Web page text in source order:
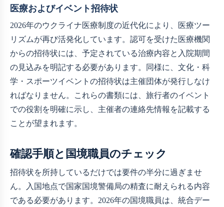
医療およびイベント招待状
2026年のウクライナ医療制度の近代化により、医療ツー
リズムが再び活発化しています。認可を受けた医療機関
からの招待状には、予定されている治療内容と入院期間
の見込みを明記する必要があります。同様に、文化・科
学・スポーツイベントの招待状は主催団体が発行しなけ
ればなりません。これらの書類には、旅行者のイベント
での役割を明確に示し、主催者の連絡先情報を記載する
ことが望まれます。
確認手順と国境職員のチェック
招待状を所持しているだけでは要件の半分に過ぎませ
ん。入国地点で国家国境警備局の精査に耐えられる内容
である必要があります。2026年の国境職員は、統合デー